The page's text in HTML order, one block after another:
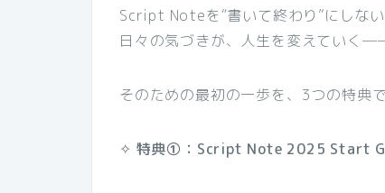
Script Noteを“書いて終わり”にしない
日々の気づきが、人生を変えていく
そのための最初の一歩を、3つの特典
✧ 特典①：Script Note 2025 Start